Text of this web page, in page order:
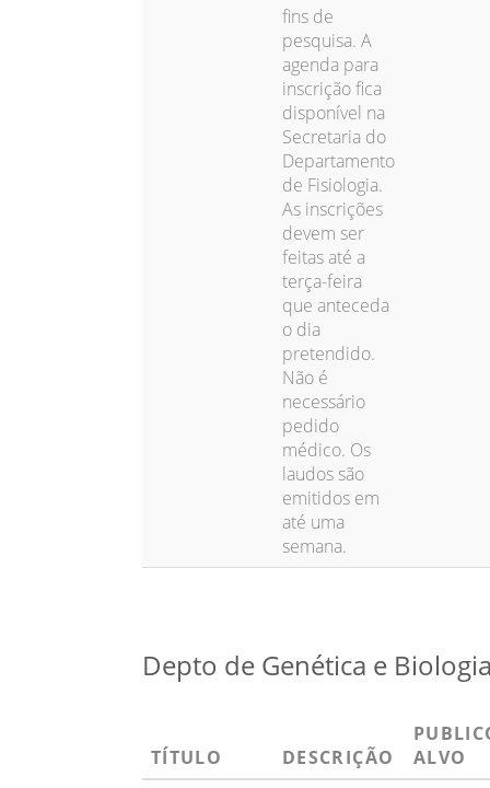
fins de
pesquisa. A
agenda para
inscrição fica
disponível na
Secretaria do
Departamento
de Fisiologia.
As inscrições
devem ser
feitas até a
terça-feira
que anteceda
o dia
pretendido.
Não é
necessário
pedido
médico. Os
laudos são
emitidos em
até uma
semana.
Depto de Genética e
TÍTULO DESCRIÇÃO
ALVO